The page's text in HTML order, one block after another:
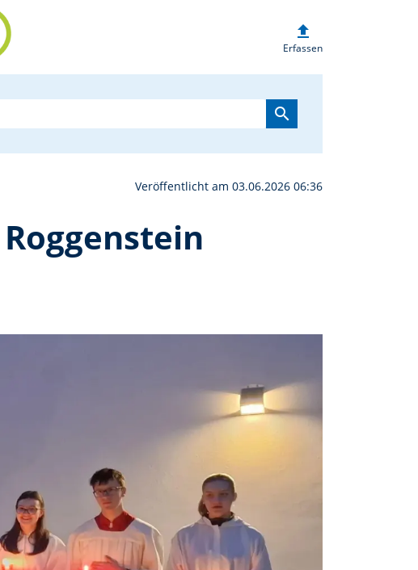
zur Steinbühlkapelle
upload
Erfassen
search
Veröffentlicht am 03.06.2026 06:36